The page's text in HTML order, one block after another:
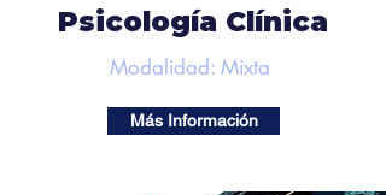
Psicología Clínica
Modalidad: Mixta
Más Información